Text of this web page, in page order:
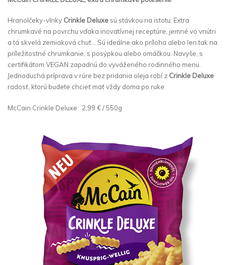
Hranolčeky-vlnky Crinkle Deluxe sú stávkou na istotu. Extra
chrumkavé na povrchu vďaka inovatívnej receptúre, jemné vo vnútri
a tá skvelá zemiaková chuť… Sú ideálne ako príloha alebo len tak na
príležitostné chrumkanie, s posýpkou alebo omáčkou. Navyše, s
certifikátom VEGAN zapadnú do vyváženého rodinného menu.
Jednoduchá príprava v rúre bez pridania oleja robí z Crinkle Deluxe
radosť, ktorú budete chcieť mať vždy doma po ruke.
McCain Crinkle Deluxe: 2,99 € / 550g